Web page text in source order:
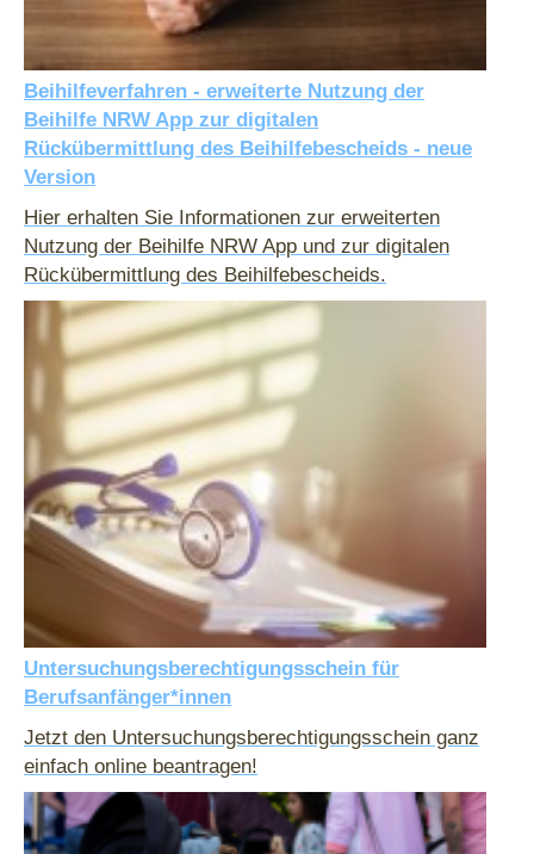
Beihilfeverfahren - erweiterte Nutzung der
Beihilfe NRW App zur digitalen
Rückübermittlung des Beihilfebescheids - neue
Version
Hier erhalten Sie Informationen zur erweiterten
Nutzung der Beihilfe NRW App und zur digitalen
Rückübermittlung des Beihilfebescheids.
Untersuchungsberechtigungsschein für
Berufsanfänger*innen
Jetzt den Untersuchungsberechtigungsschein ganz
einfach online beantragen!